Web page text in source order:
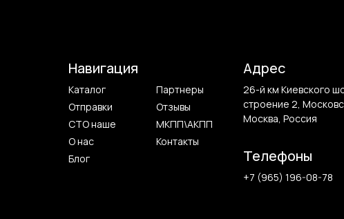
Навигация
Каталог
Партнеры
Отправки
Отзывы
СТО наше
МКПП\АКПП
О нас
Контакты
Блог
Адрес
26-й км Киевского
строение 2,
Москва, Россия
Телефоны
+7 (965) 196-08-78